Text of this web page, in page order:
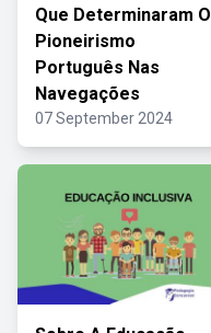
Que Determinaram O
Pioneirismo
Português Nas
Navegações
07 September 2024